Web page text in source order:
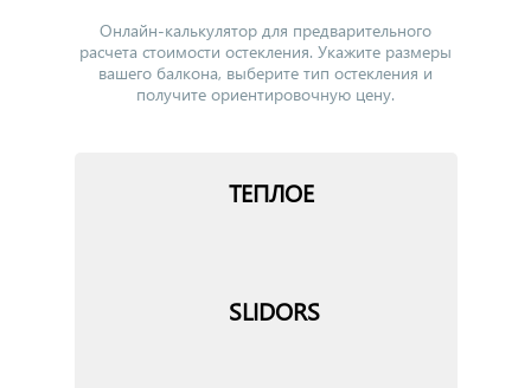
Онлайн-калькулятор для предварительного
расчета стоимости остекления. Укажите размеры
вашего балкона, выберите тип остекления и
получите ориентировочную цену.
ТЕПЛОЕ
SLIDORS